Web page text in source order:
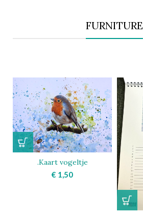
FURNITURE
.Kaart vogeltje
€ 1,50